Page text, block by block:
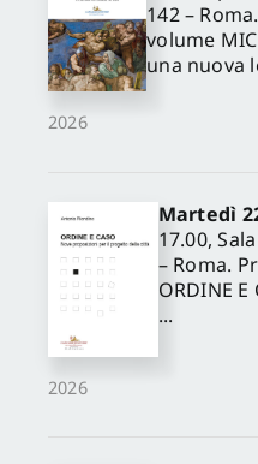
2026
142 –
volume
una nuova
2026
Martedì
17.00,
– Roma.
ORDINE
...